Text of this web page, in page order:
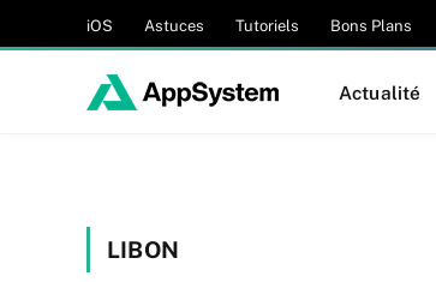
iOS Astuces Tutoriels Bons Plans
Actualité
LIBON